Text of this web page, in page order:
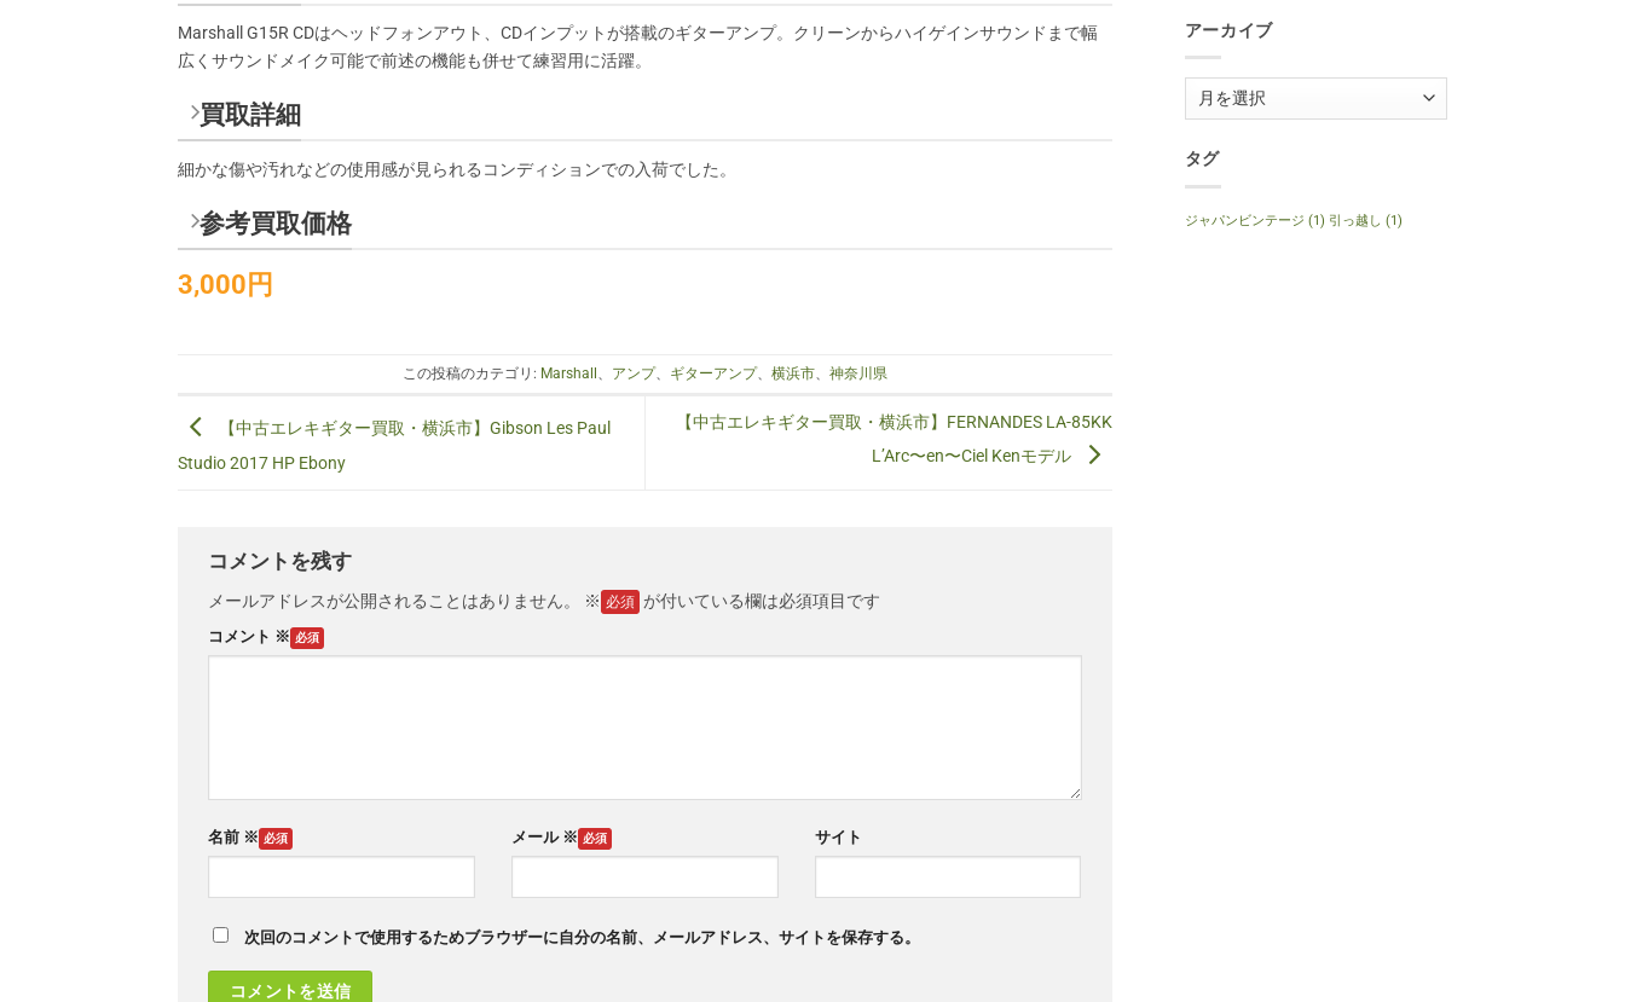
Marshall G15R CDはヘッドフォンアウト、CDインプットが搭載のギターアンプ。クリーンからハイゲインサウンドまで幅
広くサウンドメイク可能で前述の機能も併せて練習用に活躍。
買取詳細
細かな傷や汚れなどの使用感が見られるコンディションでの入荷でした。
参考買取価格
3,000円
この投稿のカテゴリ: Marshall アンプ、 ギターアンプ、 横浜市、 神奈川県
【中古エレキギター買取・横浜市】Gibson Les Paul
Studio 2017 HP Ebony
【中古エレキギター買取・横浜市】FERNANDES LA-85KK
L’Arc〜en〜Ciel Kenモデル
コメントを残す
メールアドレスが公開されることはありません。 ※ が付いている欄は必須項目です
コメント ※
名前 ※ メール ※ サイト
次回のコメントで使用するためブラウザーに自分の名前、メールアドレス、サイトを保存する。
へ
の
製
ラ
ル
へ
アーカイブ
イ
ブ
タグ
ジャパンビンテージ (1) 引っ越し (1)